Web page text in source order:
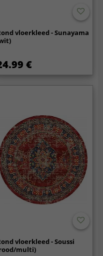
vloerkleed - Sunayama
€
vloerkleed - Soussi
multi)